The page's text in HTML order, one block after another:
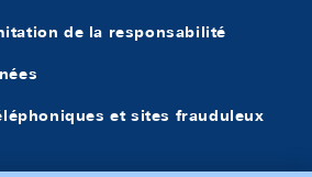
de la responsabilité
et sites frauduleux